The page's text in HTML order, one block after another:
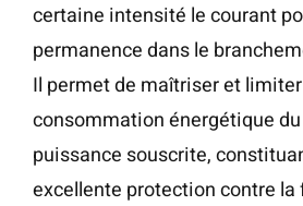
certaine intensité le courant
permanence dans le
Il permet de maîtriser et
consommation énergétique
puissance souscrite,
excellente protection contre la